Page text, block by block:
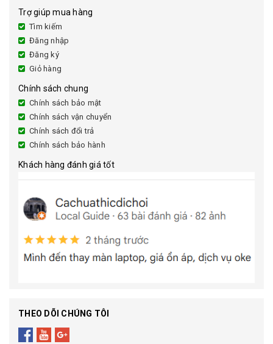
Trợ giúp mua hàng
Tìm kiếm
Đăng nhập
Đăng ký
Giỏ hàng
Chính sách chung
Chính sách bảo mật
Chính sách vận chuyển
Chính sách đổi trả
Chính sách bảo hành
Khách hàng đánh giá tốt
THEO DÕI CHÚNG TÔI